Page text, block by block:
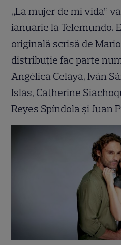
„La mujer de mi vida”
ianuarie la Telemundo.
originală scrisă de
distribuție fac parte
Angélica Celaya, Iván
Islas, Catherine
Reyes Spíndola și Juan